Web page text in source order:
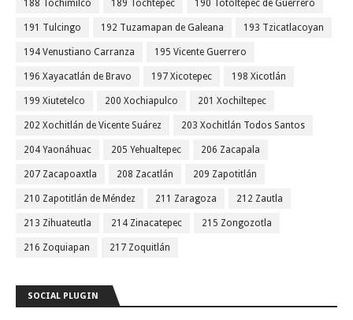
188 Tochimilco 189 Tochtepec 190 Totoltepec de Guerrero
191 Tulcingo 192 Tuzamapan de Galeana 193 Tzicatlacoyan
194 Venustiano Carranza 195 Vicente Guerrero
196 Xayacatlán de Bravo 197 Xicotepec 198 Xicotlán
199 Xiutetelco 200 Xochiapulco 201 Xochiltepec
202 Xochitlán de Vicente Suárez 203 Xochitlán Todos Santos
204 Yaonáhuac 205 Yehualtepec 206 Zacapala
207 Zacapoaxtla 208 Zacatlán 209 Zapotitlán
210 Zapotitlán de Méndez 211 Zaragoza 212 Zautla
213 Zihuateutla 214 Zinacatepec 215 Zongozotla
216 Zoquiapan 217 Zoquitlán
SOCIAL PLUGIN